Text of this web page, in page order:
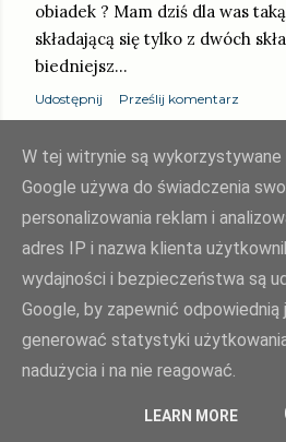
obiadek ? Mam dziś dla was
składającą się tylko z dwóch
biedniejsz…
Udostępnij Prześlij komentarz
W tej witrynie są
Google używa do świadczenia
personalizowania reklam i
adres IP i nazwa klienta
wydajności i bezpieczeństwa są
Google, by zapewnić odpowiednią
generować statystyki
nadużycia i na nie reagować.
LEARN MORE